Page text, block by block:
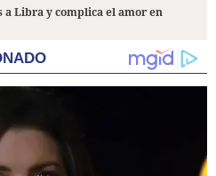
a Libra y complica el amor en